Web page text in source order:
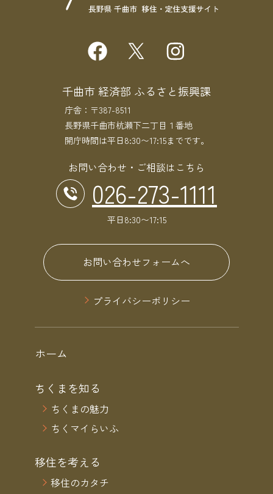
千曲市 経済部 ふるさと振興課
庁舎：〒387-8511
長野県千曲市杭瀬下二丁目１番地
開庁時間は平日8:30〜17:15までです。
お問い合わせ・ご相談はこちら
026-273-1111
平日8:30〜17:15
お問い合わせフォームへ
プライバシーポリシー
ホーム
ちくまを知る
ちくまの魅力
ちくマイらいふ
移住を考える
移住のカタチ